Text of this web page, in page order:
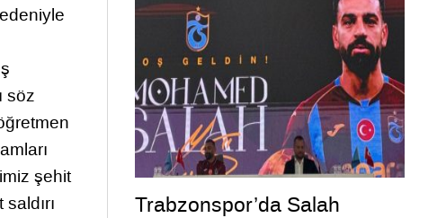
söz
şehit
Trabzonspor’da Salah